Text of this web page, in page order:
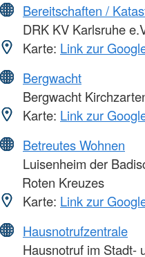
Bereitschaften /
DRK KV Karlsruhe
Karte: Link zur
Bergwacht
Bergwacht
Karte: Link zur
Betreutes Wohnen
Luisenheim der
Roten Kreuzes
Karte: Link zur
Hausnotrufzentrale
Hausnotruf im Stadt-